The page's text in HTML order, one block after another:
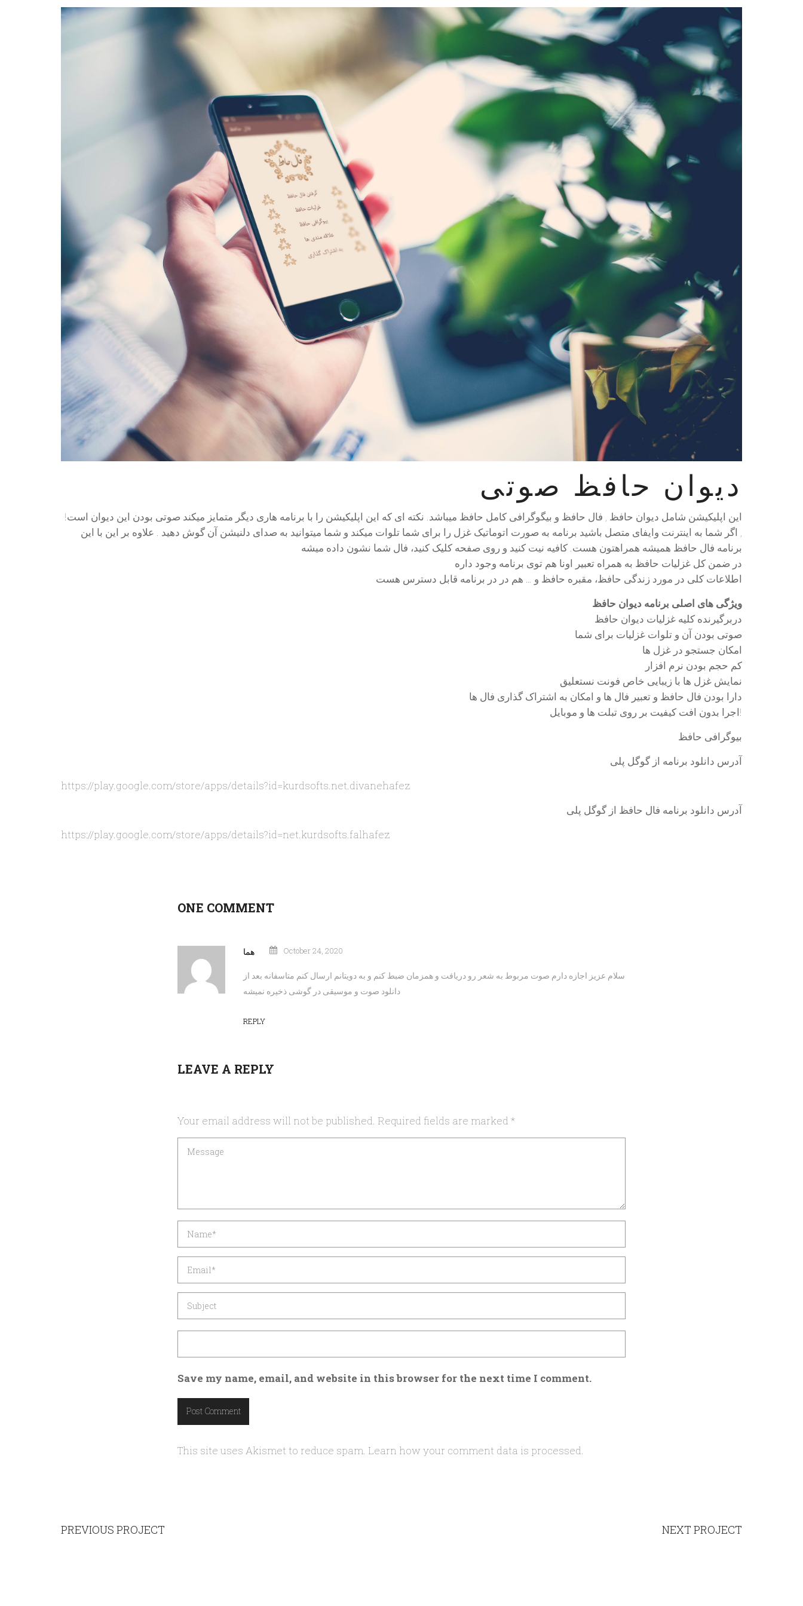
دیوان حافظ صوتی
این اپلیکیشن شامل دیوان حافظ , فال حافظ و بیگوگرافی کامل حافظ میباشد. نکته ای که این اپلیکیشن را با برنامه هاری دیگر متمایز میکند صوتی بودن این دیوان است!
, اگر شما به اینترنت وایفای متصل باشید برنامه به صورت اتوماتیک غزل را برای شما تلوات میکند و شما میتوانید به صدای دلنیشن آن گوش دهید . علاوه بر این با این
برنامه فال حافظ همیشه همراهتون هست. کافیه نیت کنید و روی صفحه کلیک کنید، فال شما نشون داده میشه
در ضمن کل غزلیات حافظ به همراه تعبیر اونا هم توی برنامه وجود داره
اطلاعات کلی در مورد زندگی حافظ، مقبره حافظ و … هم در در برنامه قابل دسترس هست
ویژگی های اصلی برنامه دیوان حافظ
دربرگیرنده کلیه غزلیات دیوان حافظ
صوتی بودن آن و تلوات غزلیات برای شما
امکان جستجو در غزل ها
کم حجم بودن نرم افزار
نمایش غزل ها با زیبایی خاص فونت نستعلیق
دارا بودن فال حافظ و تعبیر فال ها و امکان به اشتراک گذاری فال ها
اجرا بدون افت کیفیت بر روی تبلت ها و موبایل!
بیوگرافی حافظ
آدرس دانلود برنامه از گوگل پلی
https://play.google.com/store/apps/details?id=kurdsofts.net.divanehafez
آدرس دانلود برنامه فال حافظ از گوگل پلی
https://play.google.com/store/apps/details?id=net.kurdsofts.falhafez
ONE COMMENT
هما October 24, 2020
سلام عزیز اجازه دارم صوت مربوط به شعر رو دریافت و همزمان ضبط کنم و به دویتانم ارسال کنم متاسفانه بعد از
دانلود صوت و موسیقی در گوشی ذخیره نمیشه
REPLY
LEAVE A REPLY
Your email address will not be published. Required fields are marked *
Save my name, email, and website in this browser for the next time I comment.
This site uses Akismet to reduce spam. Learn how your comment data is processed.
PREVIOUS PROJECT NEXT PROJECT